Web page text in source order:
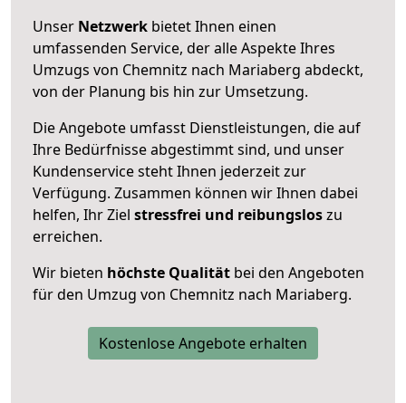
Unser Netzwerk bietet Ihnen einen
umfassenden Service, der alle Aspekte Ihres
Umzugs von Chemnitz nach Mariaberg abdeckt,
von der Planung bis hin zur Umsetzung.
Die Angebote umfasst Dienstleistungen, die auf
Ihre Bedürfnisse abgestimmt sind, und unser
Kundenservice steht Ihnen jederzeit zur
Verfügung. Zusammen können wir Ihnen dabei
helfen, Ihr Ziel stressfrei und reibungsloszu
erreichen.
Wir bieten höchste Qualität bei den Angeboten
für den Umzug von Chemnitz nach Mariaberg.
Kostenlose Angebote erhalten